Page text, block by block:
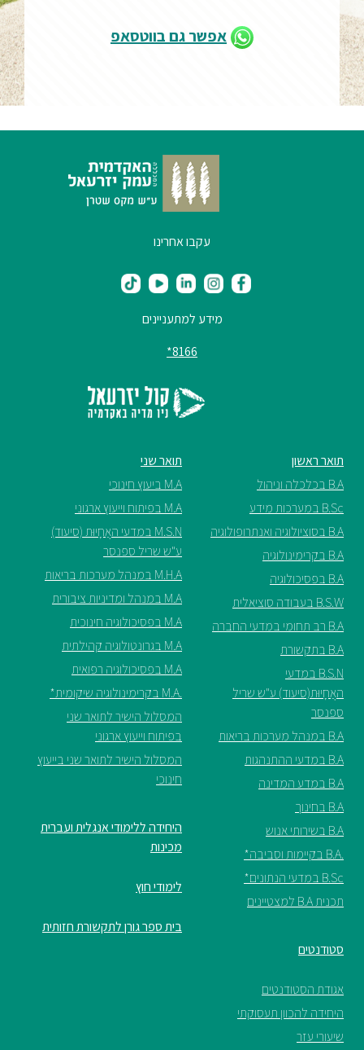
אפשר גם בווטסאפ
עקבו אחרינו
מידע למתעניינים
8166*
תואר ראשון
B.A בכלכלה וניהול
B.Sc במערכות מידע
B.A בסוציולוגיה ואנתרופולוגיה
B.A בקרימינולוגיה
B.A בפסיכולוגיה
B.S.W בעבודה סוציאלית
B.A רב תחומי במדעי החברה
B.A בתקשורת
B.S.N במדעי
האֲחָיוּת(סיעוד) ע"ש שריל
ספנסר
B.A במנהל מערכות בריאות
B.A במדעי ההתנהגות
B.A במדע המדינה
B.A בחינוך
B.A בשירותי אנוש
.B.A בקיימות וסביבה*
B.Sc במדעי הנתונים*
תכנית B.A למצטיינים
תואר שני
M.A ביעוץ חינוכי
M.A בפיתוח וייעוץ ארגוני
M.S.N במדעי האֲחָיוּת (סיעוד)
ע"ש שריל ספנסר
M.H.A במנהל מערכות בריאות
M.A במנהל ומדיניות ציבורית
M.A בפסיכולוגיה חינוכית
M.A בגרונטולוגיה קהילתית
M.A בפסיכולוגיה רפואית
.M.A בקרימינולוגיה שיקומית*
המסלול הישיר לתואר שני
בפיתוח וייעוץ ארגוני
המסלול הישיר לתואר שני בייעוץ
חינוכי
היחידה ללימודי אנגלית ועברית
מכינות
לימודי חוץ
בית ספר גורן לתקשורת חזותית
סטודנטים
אגודת הסטודנטים
היחידה להכוון תעסוקתי
שיעורי עזר